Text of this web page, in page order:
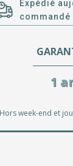
Expédié
commandé
1
week-end et